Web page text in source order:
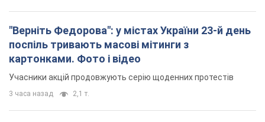
"Верніть Федорова": у містах України 23-й день
поспіль тривають масові мітинги з
картонками. Фото і відео
Учасники акцій продовжують серію щоденних протестів
3 часа назад 2,1 т.